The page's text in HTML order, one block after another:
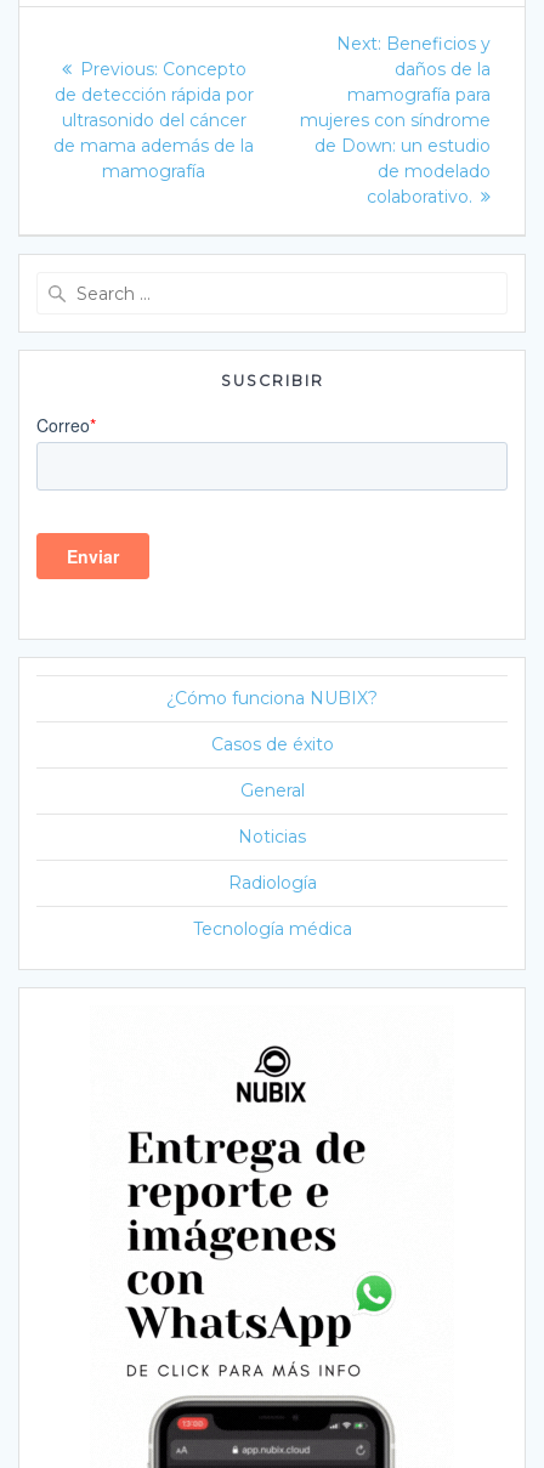
de
entradas
Previous: Previous
post:
Concepto
de detección rápida por
ultrasonido del cáncer
de mama además de la
mamografía
Next: Next
post:
Beneficios y
daños de la
mamografía para
mujeres con síndrome
de Down: un estudio
de modelado
colaborativo.
SUSCRIBIR
¿Cómo funciona NUBIX?
Casos de éxito
General
Noticias
Radiología
Tecnología médica